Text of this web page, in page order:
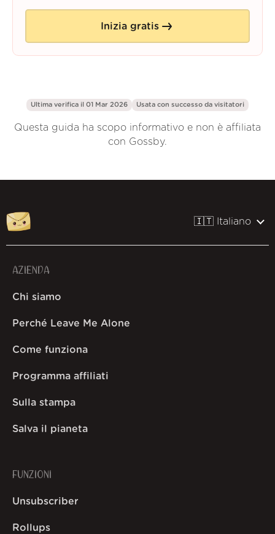
Inizia gratis
Ultima verifica il 01 Mar 2026 Usata con successo da visitatori
Questa guida ha scopo informativo e non è affiliata
con Gossby.
🇮🇹 Italiano
AZIENDA
Chi siamo
Perché Leave Me Alone
Come funziona
Programma affiliati
Sulla stampa
Salva il pianeta
FUNZIONI
Unsubscriber
Rollups